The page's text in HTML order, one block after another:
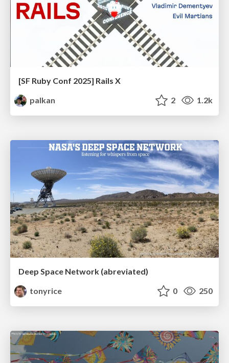
[SF Ruby Conf 2025] Rails X
palkan
2 1.2k
Deep Space Network (abreviated)
tonyrice
0 250